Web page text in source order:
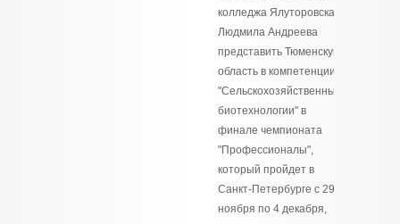
колледжа Ялуторовска
Людмила Андреева
представить Тюменскую
область в компетенции
"Сельскохозяйственные
биотехнологии" в
финале чемпионата
"Профессионалы",
который пройдет в
Санкт-Петербурге с 29
ноября по 4 декабря,